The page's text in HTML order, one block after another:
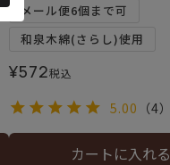
メール便6個まで可
和泉木綿(さらし)使用
¥572税込
5.00 （4）
カートに入れる